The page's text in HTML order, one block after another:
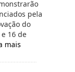
pela
do
16 de
mais